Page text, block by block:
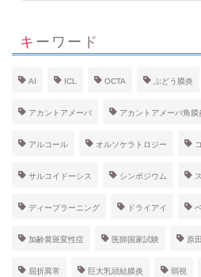
キーワード
AI ICL OCTA ぶどう膜炎
アカントアメーバ アカントアメーバ角膜
アルコール オルソケラトロジー
サルコイドーシス シンポジウム
ディープラーニング ドライアイ
加齢黄斑変性症 医師国家試験 原
屈折異常 巨大乳頭結膜炎 弱視